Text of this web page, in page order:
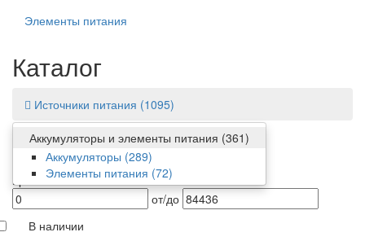
Элементы питания
Каталог
Источники питания (1095)
Аккумуляторы и элементы питания (361)
Аккумуляторы (289)
Элементы питания (72)
Фильтр
Цена
от/до
В наличии